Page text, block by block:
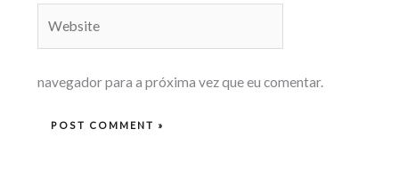
navegador para a próxima vez que eu comentar.